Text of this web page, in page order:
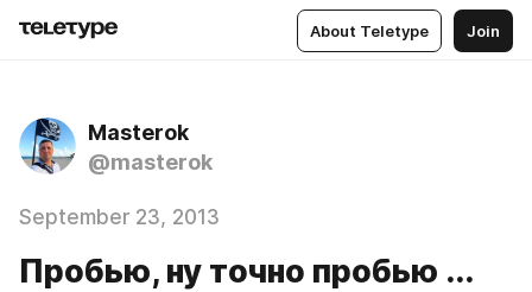
About Teletype Join
Masterok
@masterok
September 23, 2013
Пробью, ну точно пробью ...